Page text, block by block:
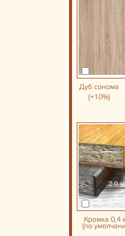
Дуб сонома
(+10%)
Кромка 0,4
(по